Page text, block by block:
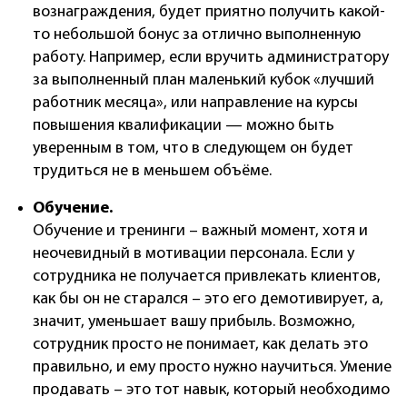
вознаграждения, будет приятно получить какой-
то небольшой бонус за отлично выполненную
работу. Например, если вручить администратору
за выполненный план маленький кубок «лучший
работник месяца», или направление на курсы
повышения квалификации — можно быть
уверенным в том, что в следующем он будет
трудиться не в меньшем объёме.
Обучение.
Обучение и тренинги – важный момент, хотя и
неочевидный в мотивации персонала. Если у
сотрудника не получается привлекать клиентов,
как бы он не старался – это его демотивирует, а,
значит, уменьшает вашу прибыль. Возможно,
сотрудник просто не понимает, как делать это
правильно, и ему просто нужно научиться. Умение
продавать – это тот навык, который необходимо